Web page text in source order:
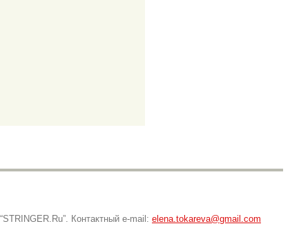
Контактный e-mail: elena.tokareva@gmail.com